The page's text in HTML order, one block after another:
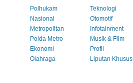
Polhukam
Nasional
Metropolitan
Polda Metro
Ekonomi
Olahraga
Teknologi
Otomotif
Infotainment
Musik & Film
Profil
Liputan Khusus